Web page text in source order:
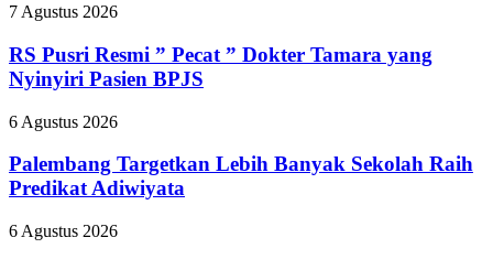
II
Kilang
Plaju
Tanamkan
Budaya
HSSE
Melalui
Safety
Campaign
RS
Resmi
”
Pecat
Dokter
yang
Nyinyiri
BPJS
7 Agustus 2026
RS Pusri Resmi ” Pecat ” Dokter Tamara yang
Nyinyiri Pasien BPJS
Palembang
Lebih
Banyak
Sekolah
Predikat
6 Agustus 2026
Palembang Targetkan Lebih Banyak Sekolah Raih
Predikat Adiwiyata
Pemkot
6 Agustus 2026